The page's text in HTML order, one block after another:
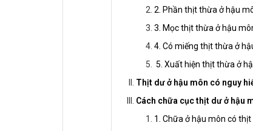
2. Phần thịt thừa ở hậu
3. Mọc thịt thừa ở hậu
4. Có miếng thịt thừa ở
5. Xuất hiện thịt thừa ở
Thịt dư ở hậu môn có nguy
Cách chữa cục thịt dư ở hậu
1. Chữa ở hậu môn có